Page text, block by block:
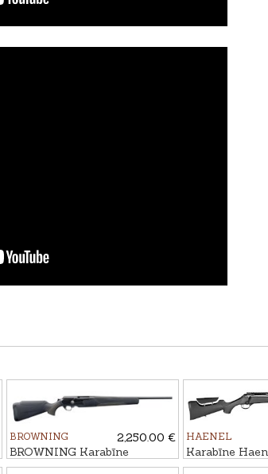
BROWNING
2,250.00 €
BROWNING Karabīne
MARAL 4X Hunter
HAENEL
Karabīne
Varmint